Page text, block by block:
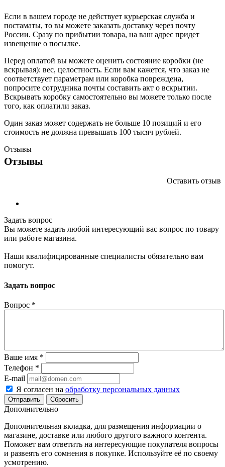
Если в вашем городе не действует курьерская служба и
постаматы, то вы можете заказать доставку через почту
России. Сразу по прибытии товара, на ваш адрес придет
извещение о посылке.
Перед оплатой вы можете оценить состояние коробки (не
вскрывая): вес, целостность. Если вам кажется, что заказ не
соответствует параметрам или коробка повреждена,
попросите сотрудника почты составить акт о вскрытии.
Вскрывать коробку самостоятельно вы можете только после
того, как оплатили заказ.
Один заказ может содержать не больше 10 позиций и его
стоимость не должна превышать 100 тысяч рублей.
Отзывы
Отзывы
Оставить отзыв
Задать вопрос
Вы можете задать любой интересующий вас вопрос по товару
или работе магазина.
Наши квалифицированные специалисты обязательно вам
помогут.
Задать вопрос
Вопрос *
Ваше имя *
Телефон *
E-mail
Я согласен на обработку персональных данных
Сбросить
Дополнительно
Дополнительная вкладка, для размещения информации о
магазине, доставке или любого другого важного контента.
Поможет вам ответить на интересующие покупателя вопросы
и развеять его сомнения в покупке. Используйте её по своему
усмотрению.